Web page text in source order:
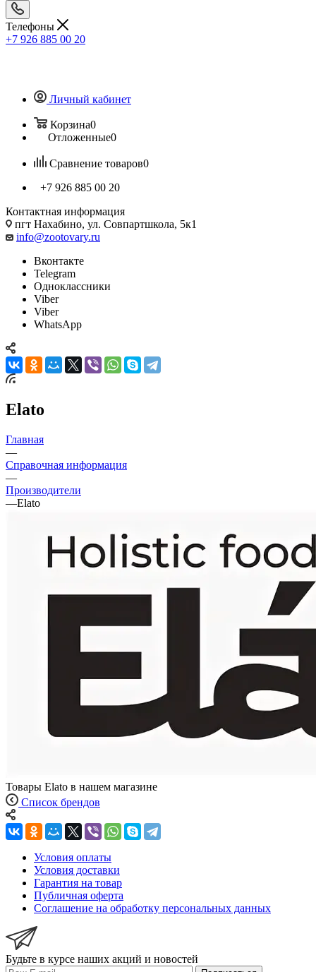
Телефоны
+7 926 885 00 20
Личный кабинет
Корзина0
Отложенные0
Сравнение товаров0
+7 926 885 00 20
Контактная информация
пгт Нахабино, ул. Совпартшкола, 5к1
info@zootovary.ru
Вконтакте
Telegram
Одноклассники
Viber
Viber
WhatsApp
Elato
Главная
—
Справочная информация
—
Производители
—Elato
Товары Elato в нашем магазине
Список брендов
Условия оплаты
Условия доставки
Гарантия на товар
Публичная оферта
Соглашение на обработку персональных данных
Будьте в курсе наших акций и новостей